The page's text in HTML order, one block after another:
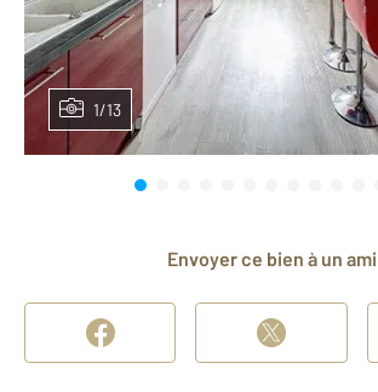
1/13
Envoyer ce bien à un ami